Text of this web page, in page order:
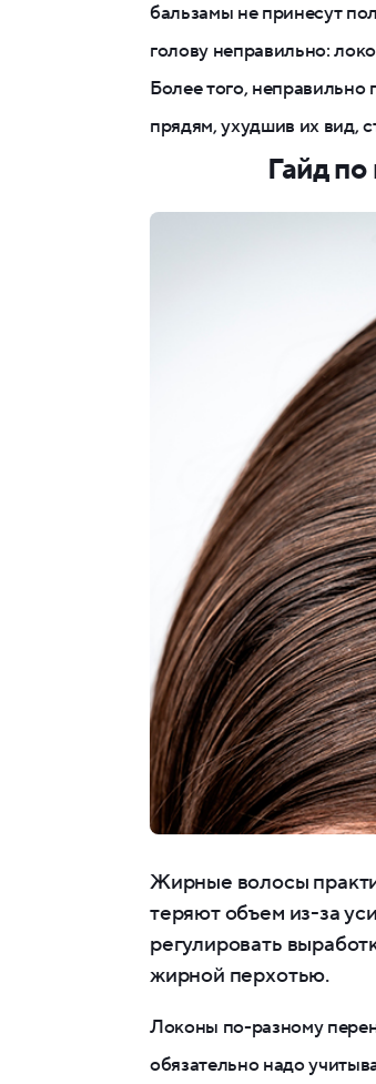
бальзамы не принесут
голову неправильно:
Более того,
прядям, ухудшив их вид,
Гайд
Жирные волосы
теряют объем из-за
регулировать
жирной перхотью.
Локоны по-разному
обязательно надо